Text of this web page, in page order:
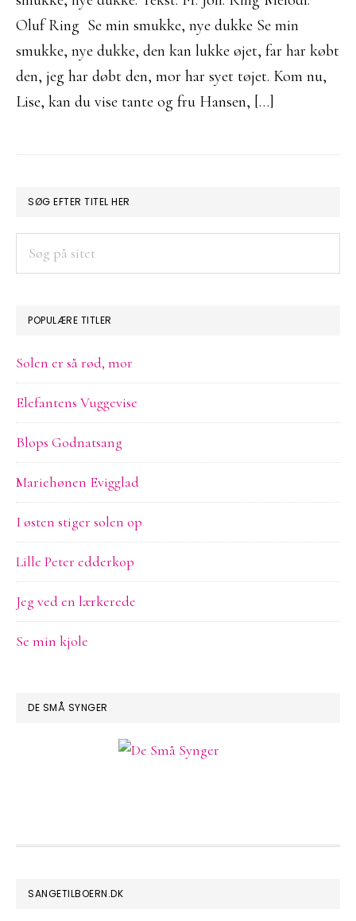
Oluf Ring Se min smukke, nye dukke Se min
smukke, nye dukke, den kan lukke øjet, far har købt
den, jeg har døbt den, mor har syet tøjet. Kom nu,
Lise, kan du vise tante og fru Hansen, […]
PRIMÆR
SIDEBAR
SØG EFTER TITEL HER
POPULÆRE TITLER
Solen er så rød, mor
Elefantens Vuggevise
Blops Godnatsang
Mariehønen Evigglad
I østen stiger solen op
Lille Peter edderkop
Jeg ved en lærkerede
Se min kjole
DE SMÅ SYNGER
FOOTER
SANGETILBOERN.DK